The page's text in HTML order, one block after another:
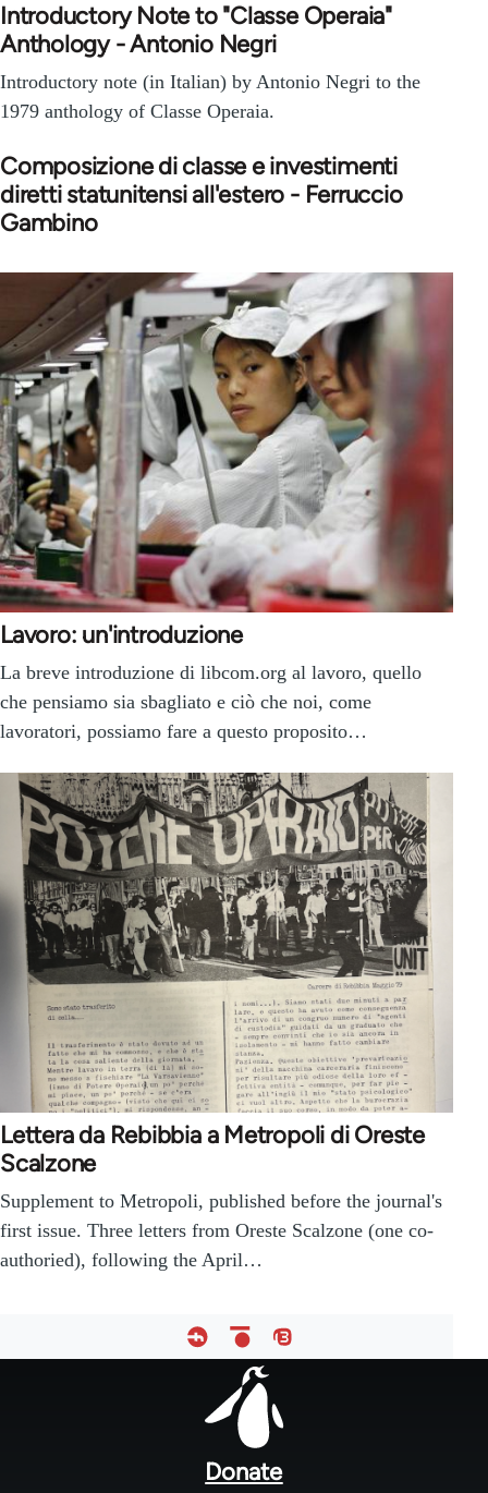
Introductory Note to "Classe Operaia"
Anthology - Antonio Negri
Introductory note (in Italian) by Antonio Negri to the
1979 anthology of Classe Operaia.
Composizione di classe e investimenti
diretti statunitensi all'estero - Ferruccio
Gambino
Lavoro: un'introduzione
La breve introduzione di libcom.org al lavoro, quello
che pensiamo sia sbagliato e ciò che noi, come
lavoratori, possiamo fare a questo proposito…
Lettera da Rebibbia a Metropoli di Oreste
Scalzone
Supplement to Metropoli, published before the journal's
first issue. Three letters from Oreste Scalzone (one co-
authoried), following the April…
Donate